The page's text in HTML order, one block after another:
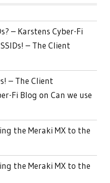
– Karstens Cyber-Fi
– The Client
– The Client
Fi Blog on Can we use
the Meraki MX to the
the Meraki MX to the